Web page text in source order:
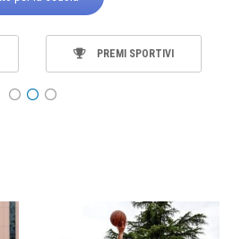
PREMI SPORTIVI